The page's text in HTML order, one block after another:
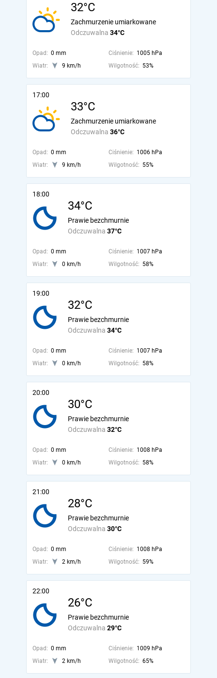
32°C
Odczuwalna 34°C
Zachmurzenie umiarkowane
Opad: 0 mm Ciśnienie: 1005 hPa
Wiatr:
9 km/h Wilgotność: 53%
17:00
33°C
Odczuwalna 36°C
Zachmurzenie umiarkowane
Opad: 0 mm Ciśnienie: 1006 hPa
Wiatr:
9 km/h Wilgotność: 55%
18:00
34°C
Odczuwalna 37°C
Prawie bezchmurnie
Opad: 0 mm Ciśnienie: 1007 hPa
Wiatr:
0 km/h Wilgotność: 58%
19:00
32°C
Odczuwalna 34°C
Prawie bezchmurnie
Opad: 0 mm Ciśnienie: 1007 hPa
Wiatr:
0 km/h Wilgotność: 58%
20:00
30°C
Odczuwalna 32°C
Prawie bezchmurnie
Opad: 0 mm Ciśnienie: 1008 hPa
Wiatr:
0 km/h Wilgotność: 58%
21:00
28°C
Odczuwalna 30°C
Prawie bezchmurnie
Opad: 0 mm Ciśnienie: 1008 hPa
Wiatr:
2 km/h Wilgotność: 59%
22:00
26°C
Odczuwalna 29°C
Prawie bezchmurnie
Opad: 0 mm Ciśnienie: 1009 hPa
Wiatr:
2 km/h Wilgotność: 65%